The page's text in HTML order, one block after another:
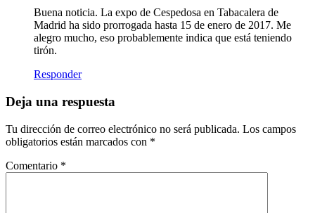
Buena noticia. La expo de Cespedosa en Tabacalera de
Madrid ha sido prorrogada hasta 15 de enero de 2017. Me
alegro mucho, eso probablemente indica que está teniendo
tirón.
Responder
Deja una respuesta
Tu dirección de correo electrónico no será publicada. Los campos
obligatorios están marcados con *
Comentario *